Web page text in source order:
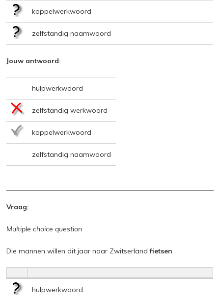
koppelwerkwoord
zelfstandig naamwoord
Jouw antwoord:
hulpwerkwoord
zelfstandig werkwoord
koppelwerkwoord
zelfstandig naamwoord
Vraag:
Multiple choice question
Die mannen willen dit jaar naar Zwitserlandfietsen.
hulpwerkwoord